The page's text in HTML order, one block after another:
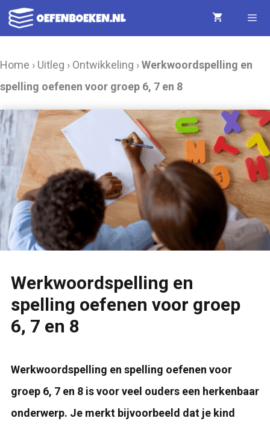
Ga
naar
Home › Uitleg › Ontwikkeling ›Werkwoordspelling en
spelling oefenen voor groep 6, 7 en 8
Werkwoordspelling en
spelling oefenen voor groep
6, 7 en 8
Werkwoordspelling en spelling oefenen voor
groep 6, 7 en 8 is voor veel ouders een herkenbaar
onderwerp. Je merkt bijvoorbeeld dat je kind